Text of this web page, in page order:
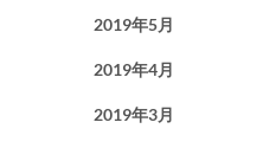
2019年5月
2019年4月
2019年3月